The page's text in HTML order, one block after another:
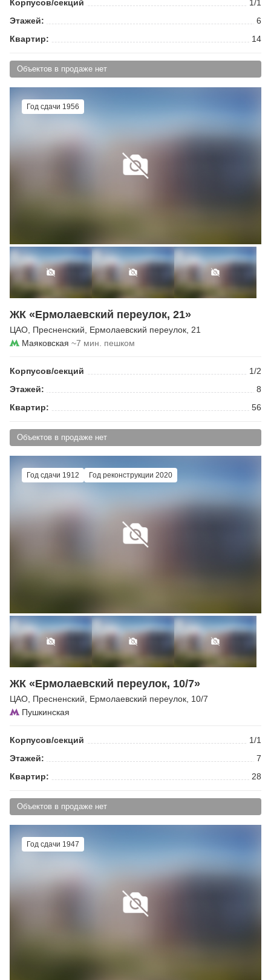
Корпусов/секций
1/1
Этажей:
6
Квартир:
14
Объектов в продаже нет
Год сдачи 1956
ЖК «Ермолаевский переулок, 21»
ЦАО, Пресненский, Ермолаевский переулок, 21
Маяковская ~7 мин. пешком
Корпусов/секций
1/2
Этажей:
8
Квартир:
56
Объектов в продаже нет
Год сдачи 1912 Год реконструкции 2020
ЖК «Ермолаевский переулок, 10/7»
ЦАО Пресненский Ермолаевский переулок , 10/7
Пушкинская
Корпусов/секций
1/1
Этажей:
7
Квартир:
28
Объектов в продаже нет
Год сдачи 1947